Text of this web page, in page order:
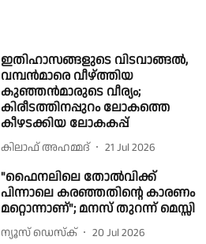
ഇതിഹാസങ്ങളുടെ വിടവാങ്ങൽ,
വമ്പൻമാരെ വീഴ്ത്തിയ
കുഞ്ഞൻമാരുടെ വീര്യം;
കിരീടത്തിനപ്പുറം ലോകത്തെ
കീഴടക്കിയ ലോകകപ്പ്
കിലാഫ് അഹമ്മദ് 21 Jul 2026
"ഫൈനലിലെ തോൽവിക്ക്
പിന്നാലെ കരഞ്ഞതിൻ്റെ കാരണം
മറ്റൊന്നാണ്"; മനസ് തുറന്ന് മെസ്സി
ന്യൂസ് ഡെസ്ക് 20 Jul 2026